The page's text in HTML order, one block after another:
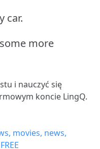
car.
more
i nauczyć się
koncie LingQ.